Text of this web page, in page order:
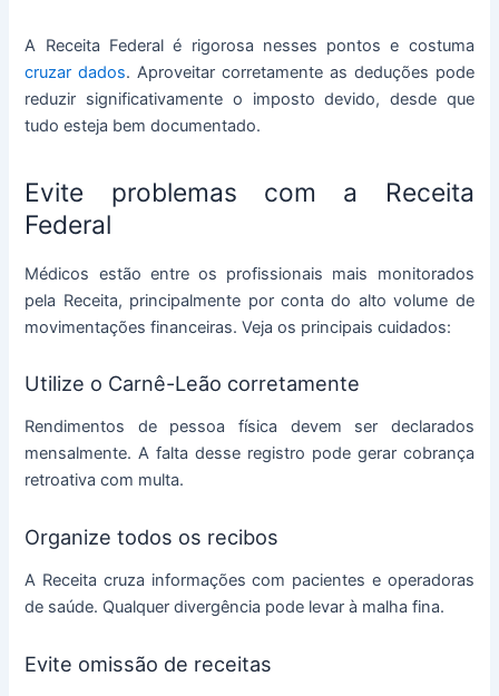
A Receita Federal é rigorosa nesses pontos e costuma
cruzar dados. Aproveitar corretamente as deduções pode
reduzir significativamente o imposto devido, desde que
tudo esteja bem documentado.
Evite problemas com a Receita
Federal
Médicos estão entre os profissionais mais monitorados
pela Receita, principalmente por conta do alto volume de
movimentações financeiras. Veja os principais cuidados:
Utilize o Carnê-Leão corretamente
Rendimentos de pessoa física devem ser declarados
mensalmente. A falta desse registro pode gerar cobrança
retroativa com multa.
Organize todos os recibos
A Receita cruza informações com pacientes e operadoras
de saúde. Qualquer divergência pode levar à malha fina.
Evite omissão de receitas